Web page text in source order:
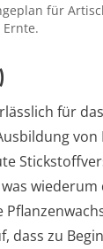
für
für
wiederum
dass zu